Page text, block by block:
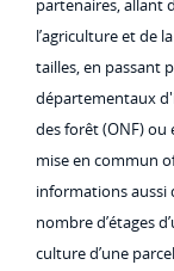
partenaires, allant
l’agriculture et de
tailles, en passant
départementaux
des forêt (ONF) ou
mise en commun
informations aussi
nombre d’étages
culture d’une